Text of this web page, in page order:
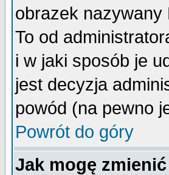
obrazek nazywany
To od
i w jaki sposób je
jest decyzja
powód (na pewno
Powrót do góry
Jak mogę